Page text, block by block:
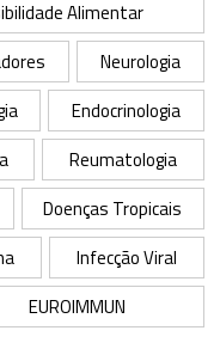
Alimentar
Neurologia
Endocrinologia
Reumatologia
Doenças Tropicais
Infecção Viral
EUROIMMUN